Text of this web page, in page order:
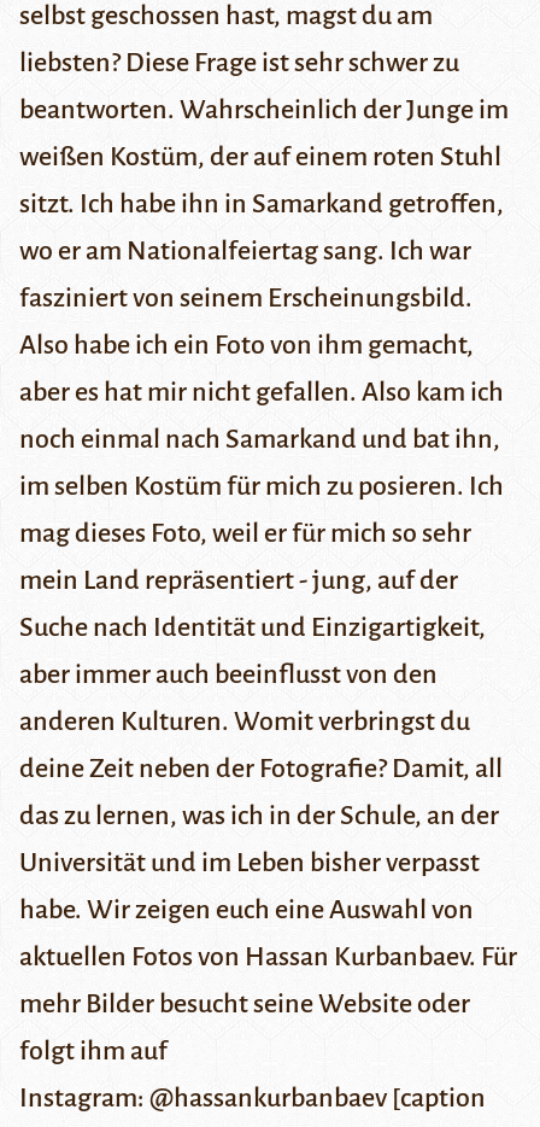
selbst geschossen hast, magst du am
liebsten? Diese Frage ist sehr schwer zu
beantworten. Wahrscheinlich der Junge im
weißen Kostüm, der auf einem roten Stuhl
sitzt. Ich habe ihn in Samarkand getroffen,
wo er am Nationalfeiertag sang. Ich war
fasziniert von seinem Erscheinungsbild.
Also habe ich ein Foto von ihm gemacht,
aber es hat mir nicht gefallen. Also kam ich
noch einmal nach Samarkand und bat ihn,
im selben Kostüm für mich zu posieren. Ich
mag dieses Foto, weil er für mich so sehr
mein Land repräsentiert - jung, auf der
Suche nach Identität und Einzigartigkeit,
aber immer auch beeinflusst von den
anderen Kulturen. Womit verbringst du
deine Zeit neben der Fotografie? Damit, all
das zu lernen, was ich in der Schule, an der
Universität und im Leben bisher verpasst
habe. Wir zeigen euch eine Auswahl von
aktuellen Fotos von Hassan Kurbanbaev. Für
mehr Bilder besucht seineWebsiteoder
folgt ihm auf
Instagram: @hassankurbanbaev[caption